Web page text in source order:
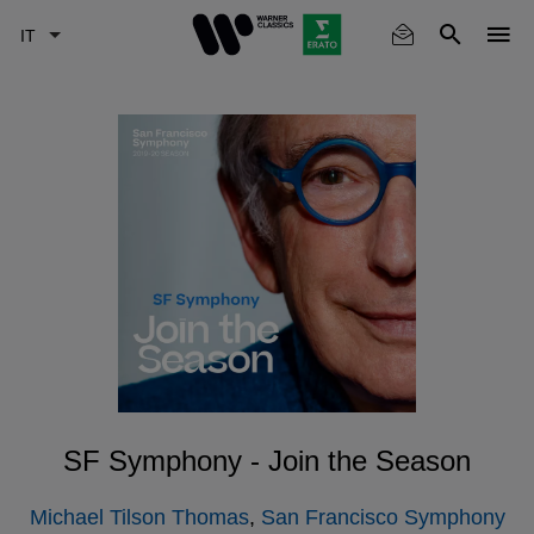
SF Symphony - Join the Season
Michael Tilson Thomas, San Francisco Symphony